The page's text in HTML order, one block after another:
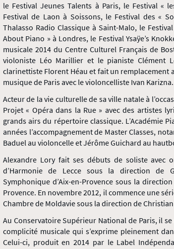
le Festival Jeunes Talents à Paris, le Festival «
Festival de Laon à Soissons, le Festival des «
Thalasso Radio Classique à Saint-Malo, le
About Piano » à Londres, le Festival Ysaÿe’s
musicale 2014 du Centre Culturel Français de
violoniste Léo Marillier et le pianiste Clément
clarinettiste Florent Héau et fait un remplacement
musique de Paris avec le violoncelliste Ivan Karizna.
Acteur de la vie culturelle de sa ville natale à
Projet « Opéra dans la Rue » avec des artistes
grands airs du répertoire classique. L’Académie
années l’accompagnement de Master Classes,
Baduel au violoncelle et Jérôme Guichard au
Alexandre Lory fait ses débuts de soliste avec
d’Harmonie de Lecce sous la direction de
Symphonique d’Aix-en-Provence sous la
Provence. En novembre 2012, il commence une
Chambre de Moldavie sous la direction de
Au Conservatoire Supérieur National de Paris, il
complicité musicale qui s’exprime pleinement
Celui-ci, produit en 2014 par le Label